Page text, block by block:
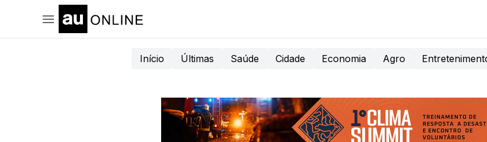
Início Últimas Saúde Cidade Economia Agro